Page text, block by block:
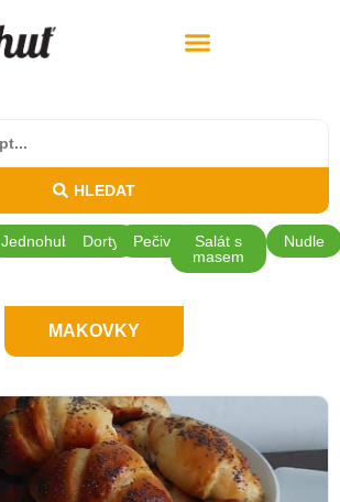
HLEDAT
JednohubkyDorty Pečivo
Salát s
masem
Nudle
MAKOVKY